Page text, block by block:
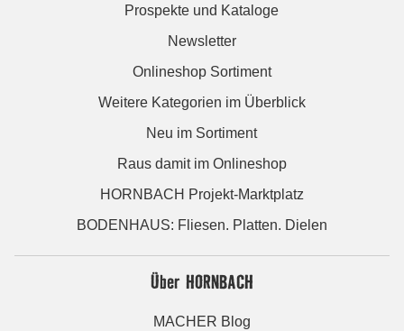
Prospekte und Kataloge
Newsletter
Onlineshop Sortiment
Weitere Kategorien im Überblick
Neu im Sortiment
Raus damit im Onlineshop
HORNBACH Projekt-Marktplatz
BODENHAUS: Fliesen. Platten. Dielen
Über HORNBACH
MACHER Blog